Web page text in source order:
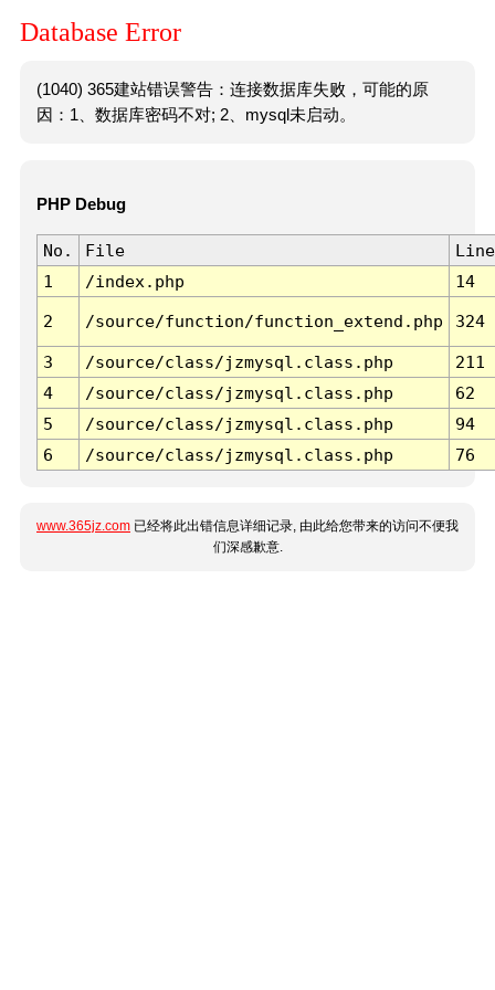
Database Error
(1040) 365建站错误警告：连接数据库失败，可能的原
因：1、数据库密码不对; 2、mysql未启动。
PHP Debug
No. File
Line
1
/index.php 14
2 /source/function/function_extend.php 324
3 /source/class/jzmysql.class.php
211
4
/source/class/jzmysql.class.php
62
5
/source/class/jzmysql.class.php
94
6
/source/class/jzmysql.class.php 76
www.365jz.com 已经将此出错信息详细记录, 由此给您带来的访问不便我
们深感歉意.